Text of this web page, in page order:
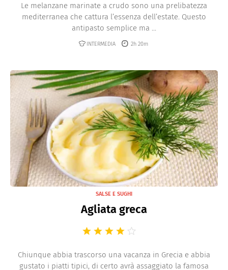
Le melanzane marinate a crudo sono una prelibatezza
mediterranea che cattura l’essenza dell’estate. Questo
antipasto semplice ma ...
INTERMEDIA 2h 20m
SALSE E SUGHI
Agliata greca
Chiunque abbia trascorso una vacanza in Grecia e abbia
gustato i piatti tipici, di certo avrà assaggiato la famosa